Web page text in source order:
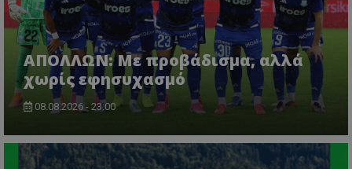
ΑΠΟΛΛΩΝ: Με προβάδισμα, αλλά
χωρίς εφησυχασμό
08.08.2026 - 23:00